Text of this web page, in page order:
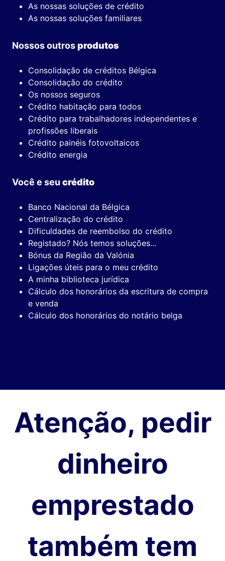
As nossas soluções de crédito
As nossas soluções familiares
Nossos outrosprodutos
Consolidação de créditos Bélgica
Consolidação do crédito
Os nossos seguros
Crédito habitação para todos
Crédito para trabalhadores independentes e
profissões liberais
Crédito painéis fotovoltaicos
Crédito energia
Você e seu crédito
Banco Nacional da Bélgica
Centralização do crédito
Dificuldades de reembolso do crédito
Registado? Nós temos soluções...
Bónus da Região da Valónia
Ligações úteis para o meu crédito
A minha biblioteca jurídica
Cálculo dos honorários da escritura de compra
e venda
Cálculo dos honorários do notário belga
Atenção, pedir
dinheiro
emprestado
também tem